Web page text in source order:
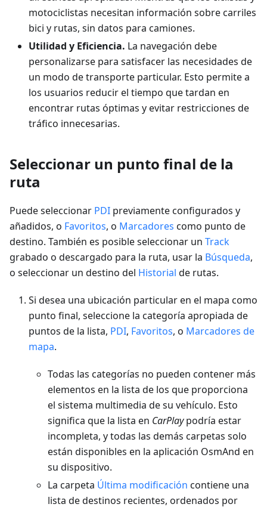
motociclistas necesitan información sobre carriles
bici y rutas, sin datos para camiones.
Utilidad y Eficiencia. La navegación debe
personalizarse para satisfacer las necesidades de
un modo de transporte particular. Esto permite a
los usuarios reducir el tiempo que tardan en
encontrar rutas óptimas y evitar restricciones de
tráfico innecesarias.
Seleccionar un punto final de la
ruta
Puede seleccionar PDI previamente configurados y
añadidos, o Favoritos, o Marcadores como punto de
destino. También es posible seleccionar un Track
grabado o descargado para la ruta, usar la Búsqueda,
o seleccionar un destino del Historial de rutas.
Si desea una ubicación particular en el mapa como
punto final, seleccione la categoría apropiada de
puntos de la lista, PDI, Favoritos, o Marcadores de
mapa.
Todas las categorías no pueden contener más
elementos en la lista de los que proporciona
el sistema multimedia de su vehículo. Esto
significa que la lista en CarPlaypodría estar
incompleta, y todas las demás carpetas solo
están disponibles en la aplicación OsmAnd en
su dispositivo.
La carpeta Última modificación contiene una
lista de destinos recientes, ordenados por